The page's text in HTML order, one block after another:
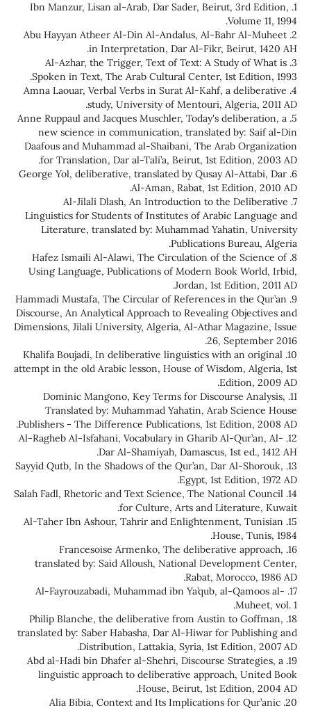
1. Ibn Manzur, Lisan al-Arab, Dar Sader, Beirut,
2. Abu Hayyan Atheer Al-Din Al-Andalus, Al-Bahr
in Interpretation, Dar Al-Fikr,
3. Al-Azhar, the Trigger, Text of Text: A
Spoken in Text, The Arab Cultural Center, 1st
4. Amna Laouar, Verbal Verbs in Surat Al-Kahf, a
study, University of Mentouri,
5. Anne Ruppaul and Jacques Muschler, Today's
new science in communication, translated
Daafous and Muhammad al-Shaibani, The Arab
for Translation, Dar al-Tali’a, Beirut, 1st
6. George Yol, deliberative, translated by Qusay
Al-Aman, Rabat, 1st
7. Al-Jilali Dlash, An Introduction to the
Linguistics for Students of Institutes of Arabic
Literature, translated by: Muhammad
Publications
8. Hafez Ismaili Al-Alawi, The Circulation of the
Using Language, Publications of Modern Book
Jordan, 1st
9. Hammadi Mustafa, The Circular of References in
Discourse, An Analytical Approach to Revealing
Dimensions, Jilali University, Algeria, Al-Athar
26,
10. Khalifa Boujadi, In deliberative linguistics with
attempt in the old Arabic lesson, House of
11. Dominic Mangono, Key Terms for
Translated by: Muhammad Yahatin, Arab
Publishers - The Difference Publications, 1st
12. Al-Ragheb Al-Isfahani, Vocabulary in Gharib Al-
Dar Al-Shamiyah, Damascus, 1st
13. Sayyid Qutb, In the Shadows of the Qur’an, Dar
Egypt, 1st
14. Salah Fadl, Rhetoric and Text Science, The
for Culture, Arts and
15. Al-Taher Ibn Ashour, Tahrir and
16. Francesoise Armenko, The deliberative
translated by: Said Alloush, National
Rabat,
17. Al-Fayrouzabadi, Muhammad ibn Ya’qub, al-
18. Philip Blanche, the deliberative from Austin
translated by: Saber Habasha, Dar Al-Hiwar for
Distribution, Lattakia, Syria, 1st
19. Abd al-Hadi bin Dhafer al-Shehri, Discourse
linguistic approach to deliberative approach,
House, Beirut, 1st
20. Alia Bibia, Context and Its Implications for